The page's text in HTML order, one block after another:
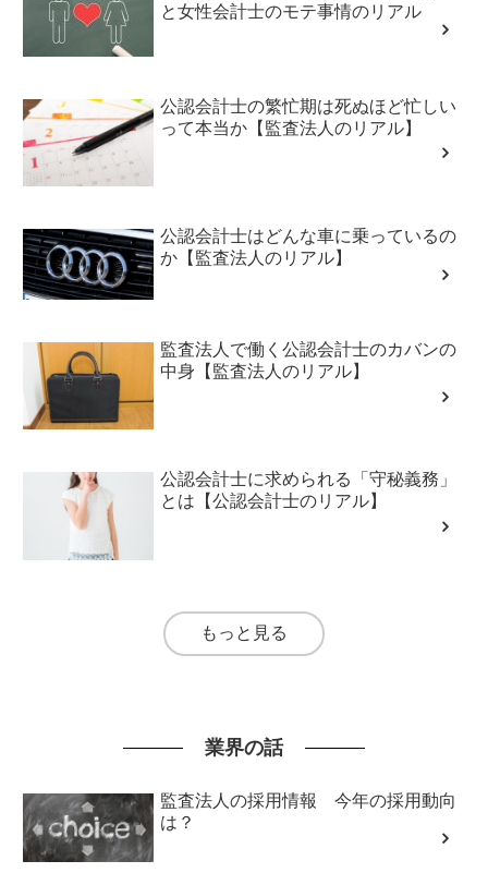
と女性会計士のモテ事情のリアル
公認会計士の繁忙期は死ぬほど忙しい
って本当か【監査法人のリアル】
公認会計士はどんな車に乗っているの
か【監査法人のリアル】
監査法人で働く公認会計士のカバンの
中身【監査法人のリアル】
公認会計士に求められる「守秘義務」
とは【公認会計士のリアル】
もっと見る
業界の話
監査法人の採用情報 今年の採用動向
は？